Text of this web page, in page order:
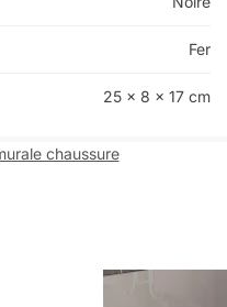
Fer
25 x 8 x 17 cm
chaussure